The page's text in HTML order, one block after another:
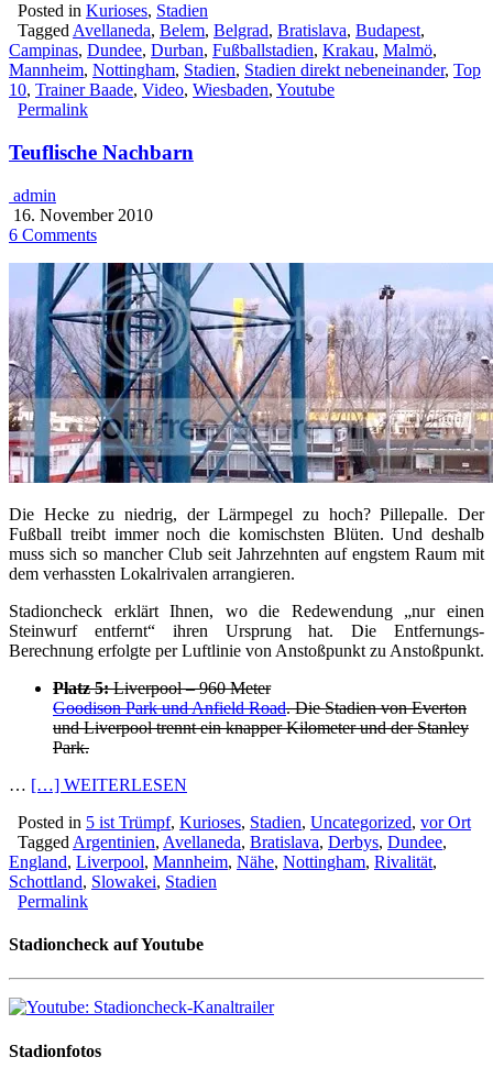
Posted in Kurioses, Stadien
Tagged Avellaneda, Belem, Belgrad, Bratislava, Budapest,
Campinas, Dundee, Durban, Fußballstadien, Krakau, Malmö,
Mannheim, Nottingham, Stadien, Stadien direkt nebeneinander, Top
10, Trainer Baade, Video, Wiesbaden, Youtube
Permalink
Teuflische Nachbarn
admin
16. November 2010
6 Comments
Die Hecke zu niedrig, der Lärmpegel zu hoch? Pillepalle. Der
Fußball treibt immer noch die komischsten Blüten. Und deshalb
muss sich so mancher Club seit Jahrzehnten auf engstem Raum mit
dem verhassten Lokalrivalen arrangieren.
Stadioncheck erklärt Ihnen, wo die Redewendung „nur einen
Steinwurf entfernt“ ihren Ursprung hat. Die Entfernungs-
Berechnung erfolgte per Luftlinie von Anstoßpunkt zu Anstoßpunkt.
Platz 5:Liverpool – 960 Meter
Goodison Park und Anfield Road. Die Stadien von Everton
und Liverpool trennt ein knapper Kilometer und der Stanley
Park.
… […] WEITERLESEN
Posted in 5 ist Trümpf, Kurioses, Stadien, Uncategorized, vor Ort
Tagged Argentinien, Avellaneda, Bratislava, Derbys, Dundee,
England, Liverpool, Mannheim, Nähe, Nottingham, Rivalität,
Schottland, Slowakei, Stadien
Permalink
Stadioncheck auf Youtube
Stadionfotos